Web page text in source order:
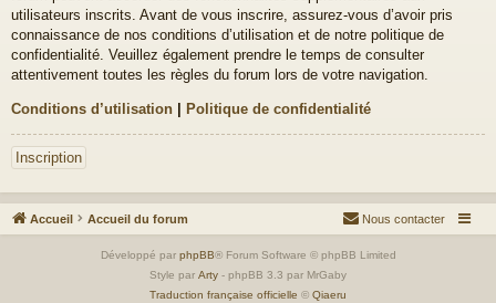
utilisateurs inscrits. Avant de vous inscrire, assurez-vous d’avoir pris
connaissance de nos conditions d’utilisation et de notre politique de
confidentialité. Veuillez également prendre le temps de consulter
attentivement toutes les règles du forum lors de votre navigation.
Conditions d’utilisation | Politique de confidentialité
Inscription
Accueil Accueil du forum Nous contacter
Développé par phpBB® Forum Software © phpBB Limited
Style par Arty - phpBB 3.3 par MrGaby
Traduction française officielle © Qiaeru